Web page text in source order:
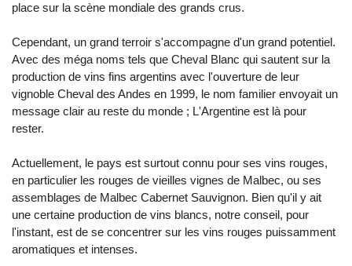
place sur la scène mondiale des grands crus.
Cependant, un grand terroir s'accompagne d'un grand potentiel.
Avec des méga noms tels que Cheval Blanc qui sautent sur la
production de vins fins argentins avec l'ouverture de leur
vignoble Cheval des Andes en 1999, le nom familier envoyait un
message clair au reste du monde ; L'Argentine est là pour
rester.
Actuellement, le pays est surtout connu pour ses vins rouges,
en particulier les rouges de vieilles vignes de Malbec, ou ses
assemblages de Malbec Cabernet Sauvignon. Bien qu'il y ait
une certaine production de vins blancs, notre conseil, pour
l'instant, est de se concentrer sur les vins rouges puissamment
aromatiques et intenses.